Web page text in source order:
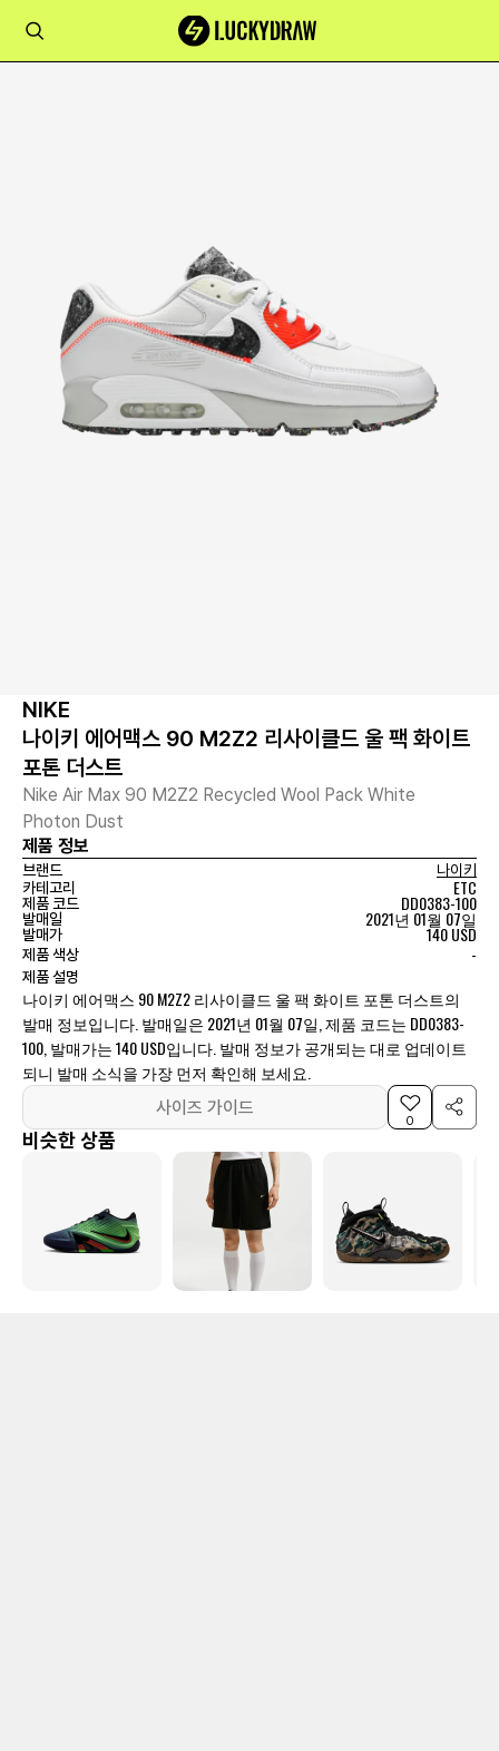
NIKE
나이키 에어맥스 90 M2Z2 리사이클드 울 팩 화이트
포톤 더스트
Nike Air Max 90 M2Z2 Recycled Wool Pack White
Photon Dust
제품 정보
브랜드
나이키
카테고리
ETC
제품 코드 DD0383-100
발매일 2021년 01월 07일
발매가 140 USD
제품 색상 -
제품 설명
나이키 에어맥스 90 M2Z2 리사이클드 울 팩 화이트 포톤 더스트의
발매 정보입니다. 발매일은 2021년 01월 07일, 제품 코드는 DD0383-
100, 발매가는 140 USD입니다. 발매 정보가 공개되는 대로 업데이트
되니 발매 소식을 가장 먼저 확인해 보세요.
사이즈 가이드
0
비슷한 상품